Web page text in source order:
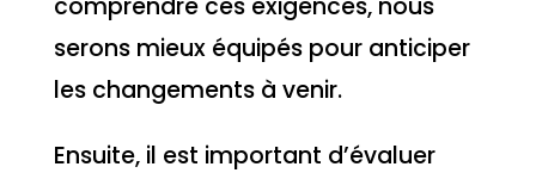
comprendre ces exigences, nous
serons mieux équipés pour anticiper
les changements à venir.
Ensuite, il est important d’évaluer